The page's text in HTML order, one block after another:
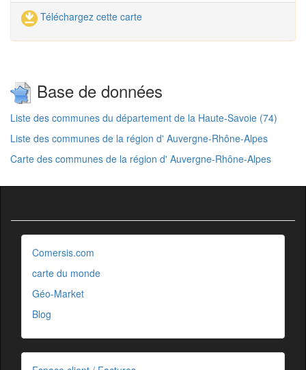
Téléchargez cette carte
Base de données
Liste des communes du département de la Haute-Savoie (74)
Liste des communes de la région d' Auvergne-Rhône-Alpes
Carte des communes de la région d' Auvergne-Rhône-Alpes
Comersis.com
carte du monde
Géo-Market
Blog